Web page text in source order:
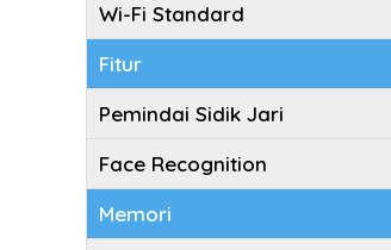
Wi-Fi Standard
Fitur
Pemindai Sidik Jari
Face Recognition
Memori